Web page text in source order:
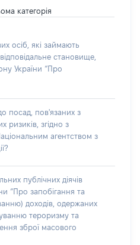
категорія
осіб, які займають
становище,
України “Про
посад, пов'язаних з
ризиків, згідно з
агентством з
публічних діячів
“Про запобігання та
доходів, одержаних
тероризму та
зброї масового